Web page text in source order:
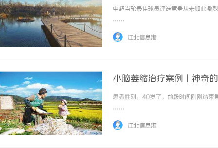
中超当轮最佳球员评选竞争从未如此激
……
江北信息港
小脑萎缩治疗案例丨神奇
患者姓刘，40岁了，前段时间刚刚结束
……
江北信息港